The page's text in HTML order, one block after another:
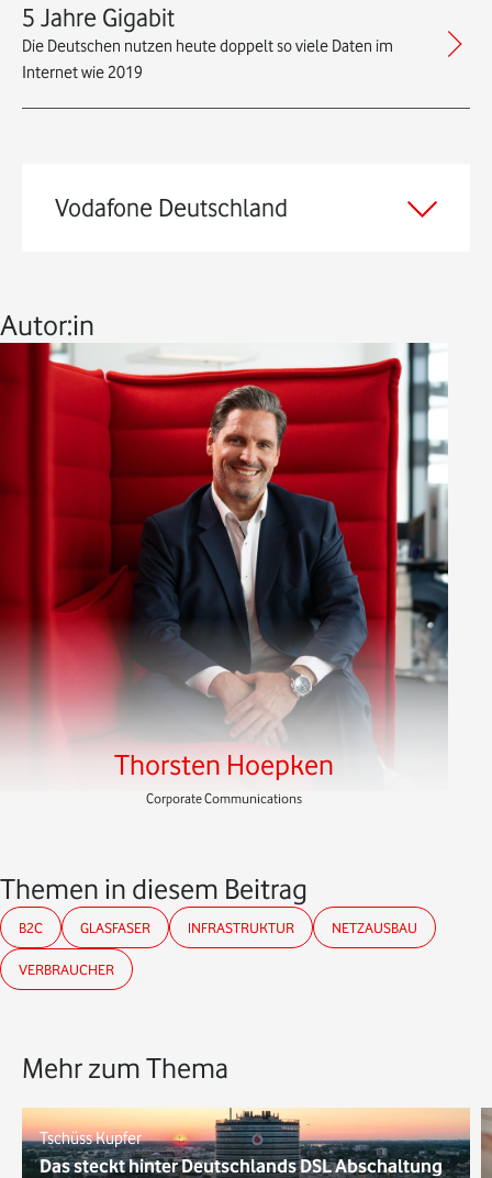
5 Jahre Gigabit
Die Deutschen nutzen heute doppelt so viele Daten im
Internet wie 2019
Vodafone Deutschland
Autor:in
Thorsten Hoepken
Corporate Communications
Themen in diesem Beitrag
B2C GLASFASER INFRASTRUKTUR NETZAUSBAU
VERBRAUCHER
Mehr zum Thema
Tschüss Kupfer
Das steckt hinter Deutschlands DSL Abschaltung